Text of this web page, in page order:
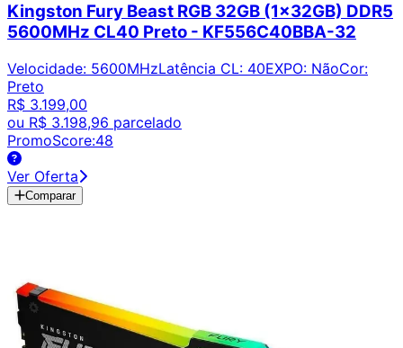
Kingston Fury Beast RGB 32GB (1x32GB) DDR5
5600MHz CL40 Preto - KF556C40BBA-32
Velocidade: 5600MHzLatência CL: 40EXPO: NãoCor:
Preto
R$ 3.199,00
ou R$ 3.198,96 parcelado
PromoScore:48
Ver Oferta
Comparar